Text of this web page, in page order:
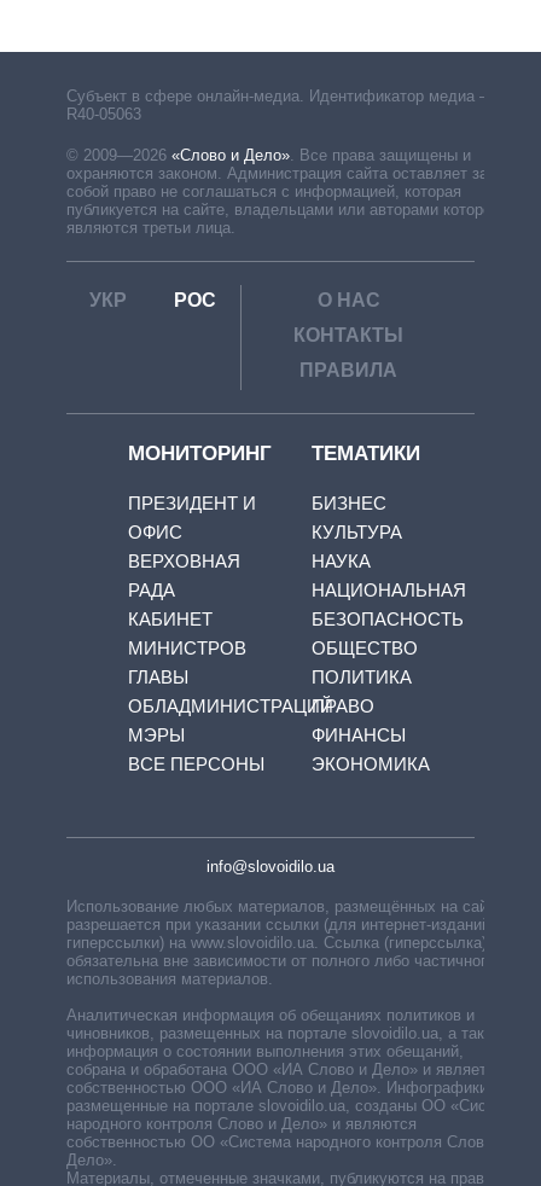
Субъект в сфере онлайн-медиа. Идентификатор медиа –
R40-05063
© 2009—2026 «Слово и Дело». Все права защищены и
охраняются законом. Администрация сайта оставляет за
собой право не соглашаться с информацией, которая
публикуется на сайте, владельцами или авторами которой
являются третьи лица.
УКР РОС
О НАС
КОНТАКТЫ
ПРАВИЛА
МОНИТОРИНГ
ПРЕЗИДЕНТ И
ОФИС
ВЕРХОВНАЯ
РАДА
КАБИНЕТ
МИНИСТРОВ
ГЛАВЫ
ОБЛАДМИНИСТРАЦИЙ
МЭРЫ
ВСЕ ПЕРСОНЫ
ТЕМАТИКИ
БИЗНЕС
КУЛЬТУРА
НАУКА
НАЦИОНАЛЬНАЯ
БЕЗОПАСНОСТЬ
ОБЩЕСТВО
ПОЛИТИКА
ПРАВО
ФИНАНСЫ
ЭКОНОМИКА
info@slovoidilo.ua
Использование любых материалов, размещённых на сайте,
разрешается при указании ссылки (для интернет-изданий —
гиперссылки) на www.slovoidilo.ua. Ссылка (гиперссылка)
обязательна вне зависимости от полного либо частичного
использования материалов.
Аналитическая информация об обещаниях политиков и
чиновников, размещенных на портале slovoidilo.ua, а также
информация о состоянии выполнения этих обещаний,
собрана и обработана ООО «ИА Слово и Дело» и является
собственностью ООО «ИА Слово и Дело». Инфографики,
размещенные на портале slovoidilo.ua, созданы ОО «Система
народного контроля Слово и Дело» и являются
собственностью ОО «Система народного контроля Слово и
Дело».
Материалы, отмеченные значками, публикуются на правах